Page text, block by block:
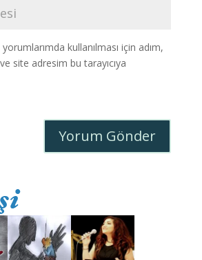
kullanılması için adım,
site adresim bu tarayıcıya